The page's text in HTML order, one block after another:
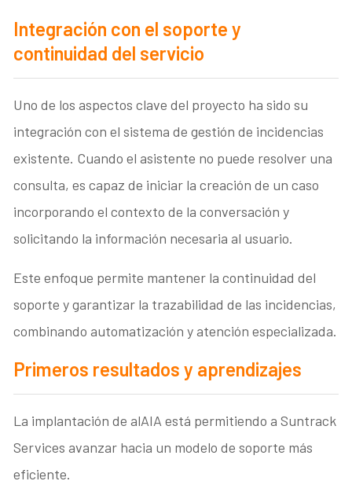
Integración con el soporte y
continuidad del servicio
Uno de los aspectos clave del proyecto ha sido su
integración con el sistema de gestión de incidencias
existente. Cuando el asistente no puede resolver una
consulta, es capaz de iniciar la creación de un caso
incorporando el contexto de la conversación y
solicitando la información necesaria al usuario.
Este enfoque permite mantener la continuidad del
soporte y garantizar la trazabilidad de las incidencias,
combinando automatización y atención especializada.
Primeros resultados y aprendizajes
La implantación de alAIA está permitiendo a Suntrack
Services avanzar hacia un modelo de soporte más
eficiente.